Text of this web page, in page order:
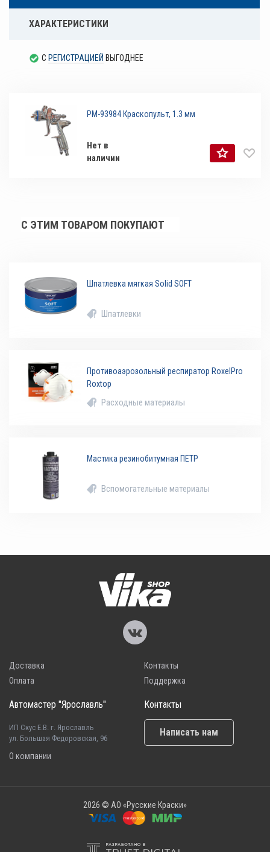
ХАРАКТЕРИСТИКИ
С РЕГИСТРАЦИЕЙ ВЫГОДНЕЕ
РМ-93984 Краскопульт, 1.3 мм
Нет в
наличии
С ЭТИМ ТОВАРОМ ПОКУПАЮТ
Шпатлевка мягкая Solid SOFT
Шпатлевки
Противоаэрозольный респиратор RoxelPro
Roxtop
Расходные материалы
Мастика резинобитумная ПЕТР
Вспомогательные материалы
Доставка
Оплата
Контакты
Поддержка
Автомастер "Ярославль"
ИП Скус Е.В. г. Ярославль
ул. Большая Федоровская, 96
О компании
Контакты
Написать нам
2026 © АО «Русские Краски»